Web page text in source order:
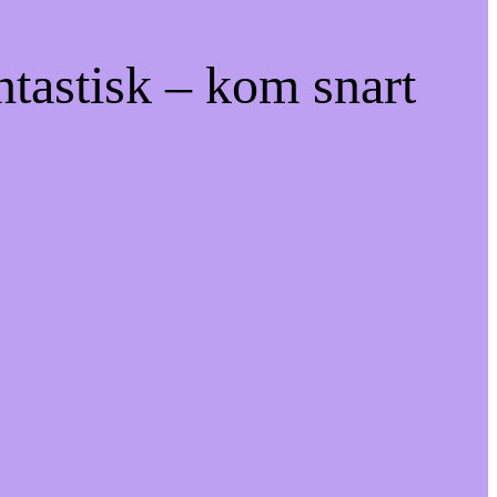
– kom snart